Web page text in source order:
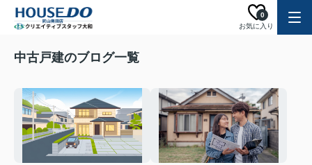
お気に入り
0
中古戸建のブログ一覧